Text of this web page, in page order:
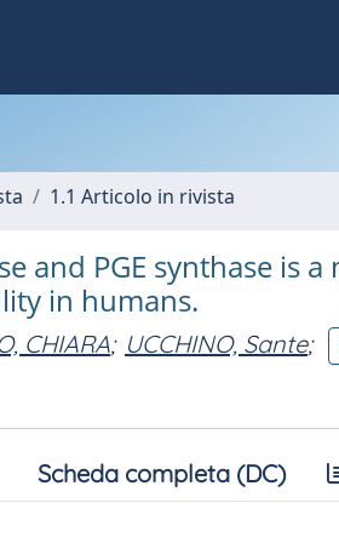
1.1 Articolo in rivista
and PGE synthase is
in humans.
CHIARA; UCCHINO, Sante;
Scheda completa (DC)